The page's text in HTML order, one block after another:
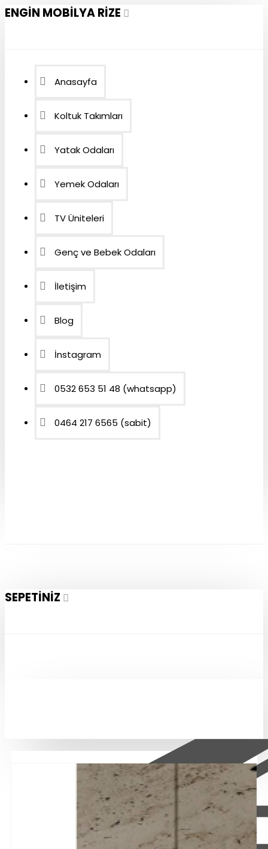
ENGIN MOBILYA RIZE
Anasayfa
Koltuk Takımları
Yatak Odaları
Yemek Odaları
TV Üniteleri
Genç ve Bebek Odaları
İletişim
Blog
İnstagram
0532 653 51 48 (whatsapp)
0464 217 6565 (sabit)
SEPETINIZ